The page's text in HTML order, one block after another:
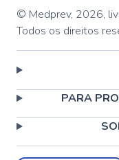
© Medprev, 2026,
Todos os direitos
PARA